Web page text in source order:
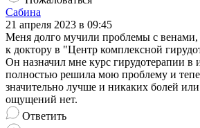
Сабина
21 апреля 2023 в 09:45
Меня долго мучили проблемы с венами,
к доктору в "Центр комплексной
Он назначил мне курс гирудотерапии в
полностью решила мою проблему и
значительно лучше и никаких болей
ощущений нет.
Ответить